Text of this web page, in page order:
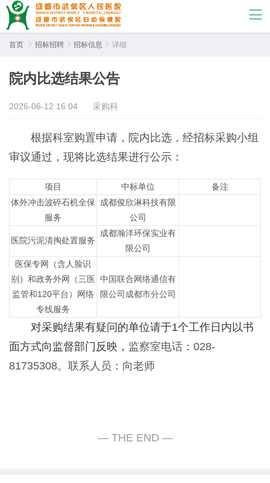
首页  招标招聘  招标信息  详细
院内比选结果公告
2026-06-12 16:04 采购科
根据科室购置申请，院内比选，经招标采购小组
审议通过，现将比选结果进行公示：
项目 中标单位
备注
体外冲击波碎石机全保
服务
成都俊欣淋科技有限
公司
医院污泥清掏处置服务
成都瀚洋环保实业有
限公司
医保专网（含人脸识
别）和政务外网（三医
监管和120平台）网络
专线服务
中国联合网络通信有
限公司成都市分公司
对采购结果有疑问的单位请于1个工作日内以书
面方式向监督部门反映， 监察室电话：028-
81735308。联系人员：向老师